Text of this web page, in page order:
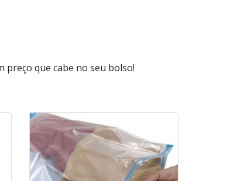
que cabe no seu bolso!